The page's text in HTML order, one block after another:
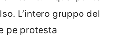
L’intero gruppo del
pe protesta